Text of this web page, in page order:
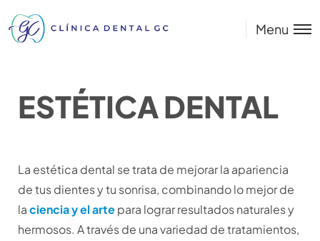
Menu
ESTÉTICA DENTAL
La estética dental se trata de mejorar la apariencia
de tus dientes y tu sonrisa, combinando lo mejor de
laciencia y el artepara lograr resultados naturales y
hermosos. A través de una variedad de tratamientos,